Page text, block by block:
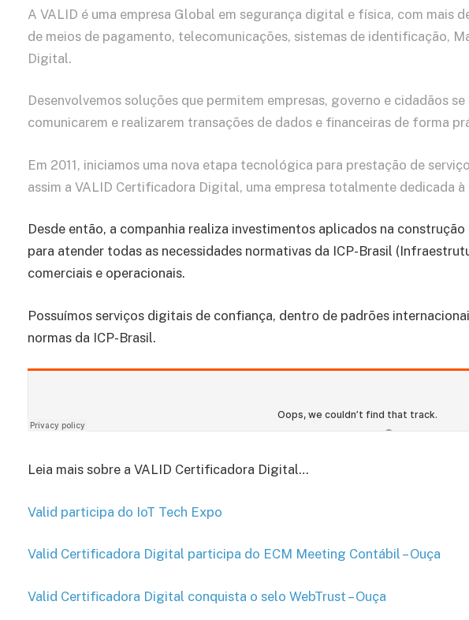
A VALID é uma empresa Global em segurança digital e física, com mais
de meios de pagamento, telecomunicações, sistemas de identificação,
Digital.
Desenvolvemos soluções que permitem empresas, governo e cidadãos
comunicarem e realizarem transações de dados e financeiras de forma
Em 2011, iniciamos uma nova etapa tecnológica para prestação de
assim a VALID Certificadora Digital, uma empresa totalmente dedicada
Desde então, a companhia realiza investimentos aplicados na
para atender todas as necessidades normativas da ICP-Brasil
comerciais e operacionais.
Possuímos serviços digitais de confiança, dentro de padrões
normas da ICP-Brasil.
Leia mais sobre a VALID Certificadora Digital…
Valid participa do IoT Tech Expo
Valid Certificadora Digital participa do ECM Meeting Contábil – Ouça
Valid Certificadora Digital conquista o selo WebTrust – Ouça